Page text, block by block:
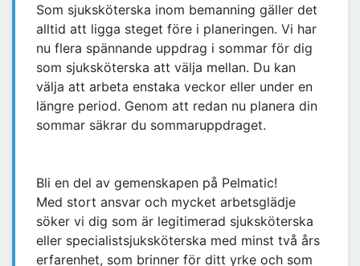
Som sjuksköterska inom bemanning gäller det
alltid att ligga steget före i planeringen. Vi har
nu flera spännande uppdrag i sommar för dig
som sjuksköterska att välja mellan. Du kan
välja att arbeta enstaka veckor eller under en
längre period. Genom att redan nu planera din
sommar säkrar du sommaruppdraget.
Bli en del av gemenskapen på Pelmatic!
Med stort ansvar och mycket arbetsglädje
söker vi dig som är legitimerad sjuksköterska
eller specialistsjuksköterska med minst två års
erfarenhet, som brinner för ditt yrke och som